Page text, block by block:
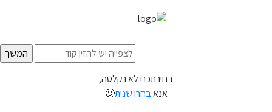
בחירתכם לא נקלטה,
אנאבחרו שנית🙂